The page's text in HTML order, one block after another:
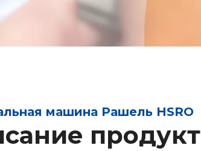
машина Рашель HSRO